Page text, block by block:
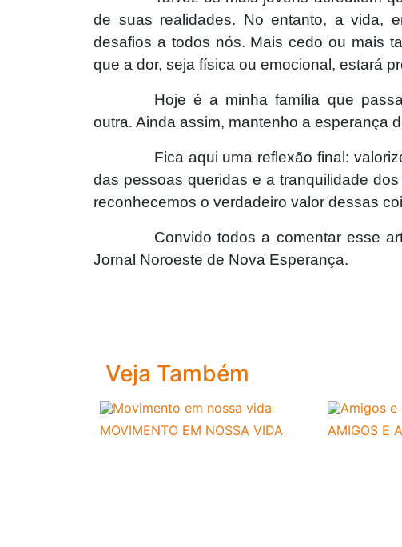
de suas realidades. No entanto, a vida,
desafios a todos nós. Mais cedo ou mais
que a dor, seja física ou emocional, estará
Hoje é a minha família que
outra. Ainda assim, mantenho a esperança
Fica aqui uma reflexão final:
das pessoas queridas e a tranquilidade
reconhecemos o verdadeiro valor dessas
Convido todos a comentar esse
Jornal Noroeste de Nova Esperança.
Veja Também
MOVIMENTO EM NOSSA VIDA AMIGOS E